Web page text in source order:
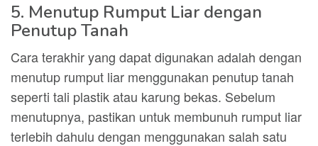
5. Menutup Rumput Liar dengan
Penutup Tanah
Cara terakhir yang dapat digunakan adalah dengan
menutup rumput liar menggunakan penutup tanah
seperti tali plastik atau karung bekas. Sebelum
menutupnya, pastikan untuk membunuh rumput liar
terlebih dahulu dengan menggunakan salah satu